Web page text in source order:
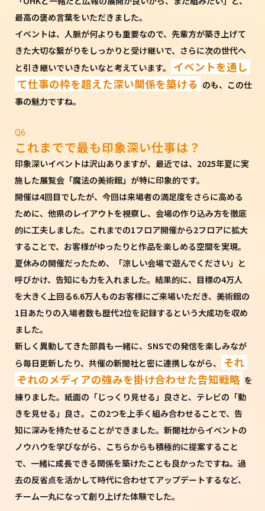
最高の褒め言葉をいただきました。
イベントは、人脈が何よりも重要なので、先輩方が築き上げて
きた大切な繋がりをしっかりと受け継いで、さらに次の世代へ
と引き継いでいきたいなと考えています。
イベントを通し
て仕事の枠を超えた深い関係を築ける のも、この仕
事の魅力ですね。
Q6
これまでで最も印象深い仕事は？
印象深いイベントは沢山ありますが、最近では、2025年夏に実
施した展覧会「魔法の美術館」が特に印象的です。
開催は4回目でしたが、今回は来場者の満足度をさらに高める
ために、他県のレイアウトを視察し、会場の作り込み方を徹底
的に工夫しました。これまでの1フロア開催から2フロアに拡大
することで、お客様がゆったりと作品を楽しめる空間を実現。
夏休みの開催だったため、「涼しい会場で遊んでください」と
呼びかけ、告知にも力を入れました。結果的に、目標の4万人
を大きく上回る6.6万人ものお客様にご来場いただき、美術館の
1日あたりの入場者数も歴代2位を記録するという大成功を収め
ました。
新しく異動してきた部員も一緒に、SNSでの発信を楽しみなが
ら毎日更新したり、共催の新聞社と密に連携しながら、
それ
ぞれのメディアの強みを掛け合わせた告知戦略 を
練りました。紙面の「じっくり見せる」良さと、テレビの「動
きを見せる」良さ。この2つを上手く組み合わせることで、告
知に深みを持たせることができました。新聞社からイベントの
ノウハウを学びながら、こちらからも積極的に提案すること
で、一緒に成長できる関係を築けたことも良かったですね。過
去の反省点を活かして時代に合わせてアップデートするなど、
チーム一丸になって創り上げた体験でした。